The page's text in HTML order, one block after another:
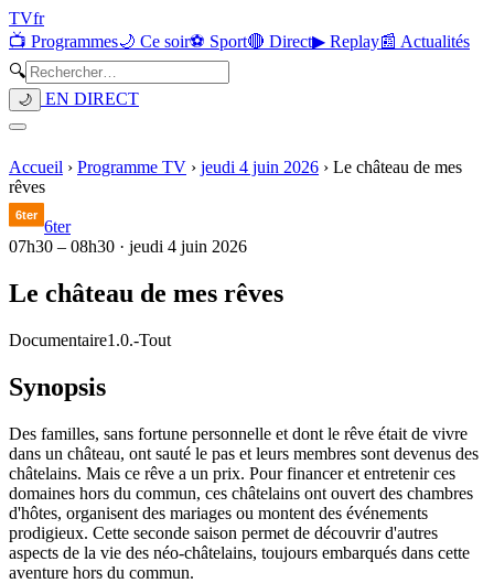
TVfr
📺 Programmes🌙 Ce soir⚽ Sport🔴 Direct▶ Replay📰 Actualités
🔍
🌙 EN DIRECT
Accueil › Programme TV › jeudi 4 juin 2026 › Le château de mes
rêves
6ter
07h30 – 08h30 · jeudi 4 juin 2026
Le château de mes rêves
Documentaire1.0.-Tout
Synopsis
Des familles, sans fortune personnelle et dont le rêve était de vivre
dans un château, ont sauté le pas et leurs membres sont devenus des
châtelains. Mais ce rêve a un prix. Pour financer et entretenir ces
domaines hors du commun, ces châtelains ont ouvert des chambres
d'hôtes, organisent des mariages ou montent des événements
prodigieux. Cette seconde saison permet de découvrir d'autres
aspects de la vie des néo-châtelains, toujours embarqués dans cette
aventure hors du commun.